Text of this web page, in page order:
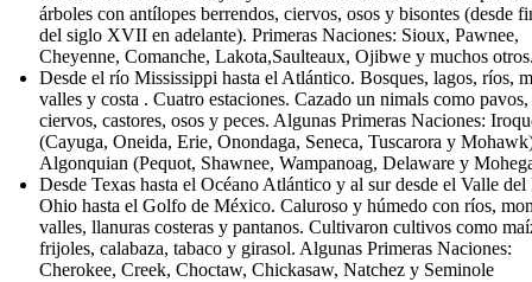
árboles con antílopes berrendos, ciervos, osos y bisontes (desde
del siglo XVII en adelante). Primeras Naciones: Sioux, Pawnee,
Cheyenne, Comanche, Lakota,Saulteaux, Ojibwe y muchos
Desde el río Mississippi hasta el Atlántico. Bosques, lagos, ríos,
valles y costa . Cuatro estaciones. Cazado un nimals como pavos,
ciervos, castores, osos y peces. Algunas Primeras Naciones:
(Cayuga, Oneida, Erie, Onondaga, Seneca, Tuscarora y
Algonquian (Pequot, Shawnee, Wampanoag, Delaware y
Desde Texas hasta el Océano Atlántico y al sur desde el Valle del
Ohio hasta el Golfo de México. Caluroso y húmedo con ríos,
valles, llanuras costeras y pantanos. Cultivaron cultivos como
frijoles, calabaza, tabaco y girasol. Algunas Primeras Naciones:
Cherokee, Creek, Choctaw, Chickasaw, Natchez y Seminole